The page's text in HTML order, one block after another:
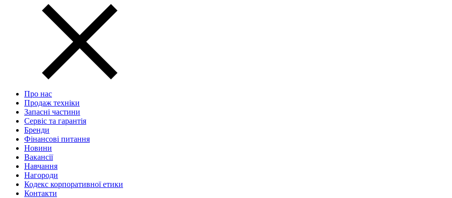
Про нас
Продаж техніки
Запасні частини
Сервіс та гарантія
Бренди
Фінансові питання
Новини
Вакансії
Навчання
Нагороди
Кодекс корпоративної етики
Контакти